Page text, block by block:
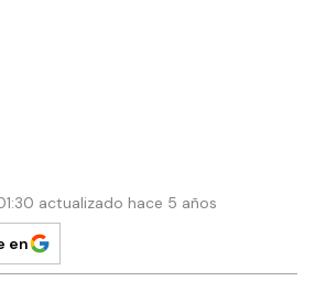
actualizado hace 5 años
en